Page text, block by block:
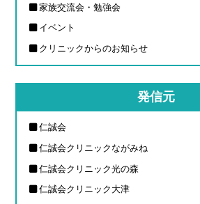
家族交流会・勉強会
イベント
クリニックからのお知らせ
発信元
仁誠会
仁誠会クリニックながみね
仁誠会クリニック光の森
仁誠会クリニック大津